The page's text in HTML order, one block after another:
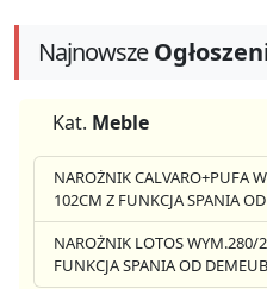
Najnowsze
Kat. Meble
NAROŻNIK CALVARO+PUFA
102CM Z FUNKCJA SPANIA
NAROŻNIK LOTOS WYM.280/
FUNKCJA SPANIA OD